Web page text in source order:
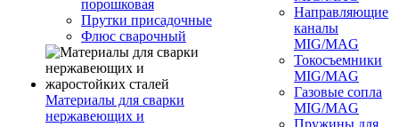
порошковая
Прутки присадочные
Флюс сварочный
Материалы для сварки
нержавеющих и
Направляющие
каналы
MIG/MAG
Токосъемники
MIG/MAG
Газовые сопла
MIG/MAG
Пружины для